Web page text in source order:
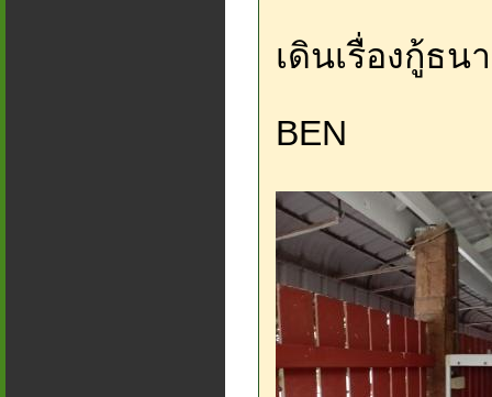
เดินเรื่องกู้ธน
BEN